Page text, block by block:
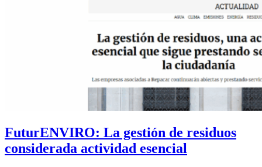
FuturENVIRO: La gestión de residuos
considerada actividad esencial